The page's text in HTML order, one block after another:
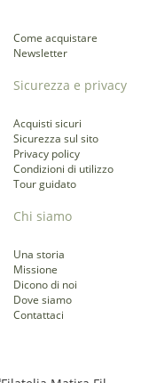
Come acquistare
Newsletter
Sicurezza e privacy
Acquisti sicuri
Sicurezza sul sito
Privacy policy
Condizioni di utilizzo
Tour guidato
Chi siamo
Una storia
Missione
Dicono di noi
Dove siamo
Contattaci